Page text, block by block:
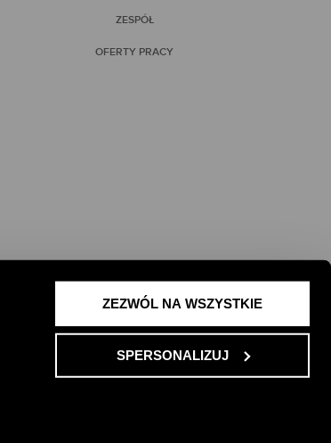
ZEZWÓL NA WSZYSTKIE
SPERSONALIZUJ
ZESPÓŁ
OFERTY PRACY